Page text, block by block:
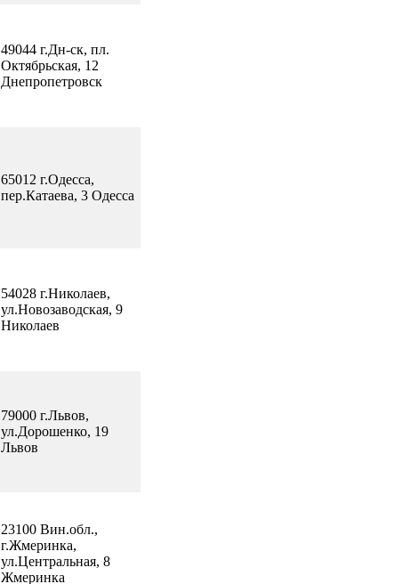
49044 г.Дн-ск, пл.
Октябрьская, 12
Днепропетровск
65012 г.Одесса,
пер.Катаева, 3 Одесса
54028 г.Николаев,
ул.Новозаводская, 9
Николаев
79000 г.Львов,
ул.Дорошенко, 19
Львов
23100 Вин.обл.,
г.Жмеринка,
ул.Центральная, 8
Жмеринка